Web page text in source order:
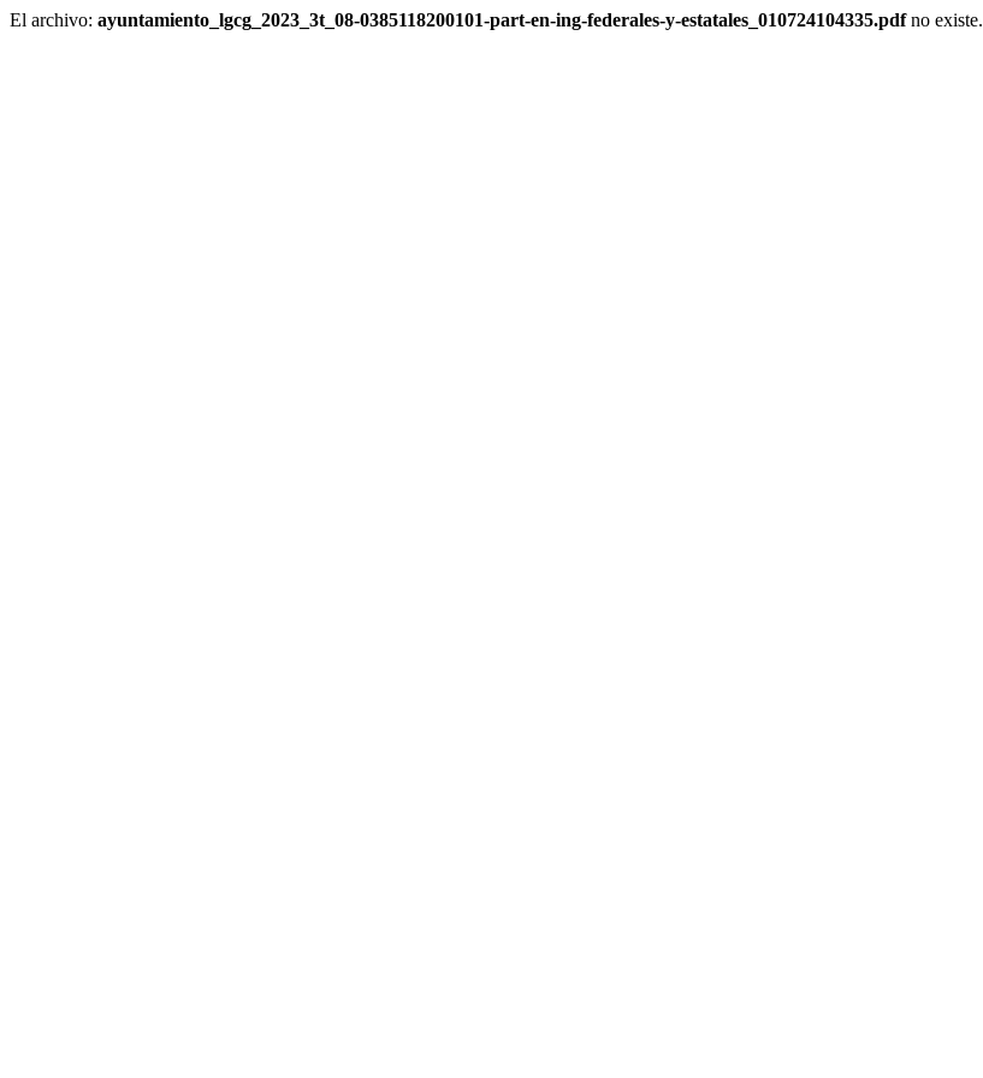
El archivo: ayuntamiento_lgcg_2023_3t_08-0385118200101-part-en-ing-federales-y-estatales_010724104335.pdfno existe.